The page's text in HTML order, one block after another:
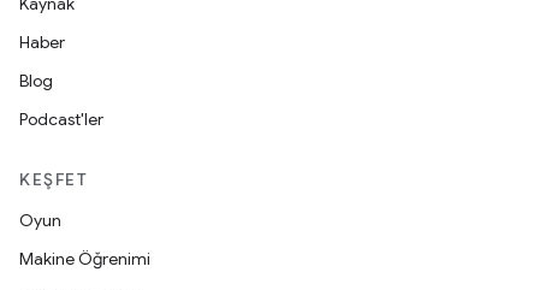
Haber
Blog
Podcast'ler
KEŞFET
Oyun
Makine Öğrenimi